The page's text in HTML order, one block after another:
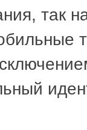
так